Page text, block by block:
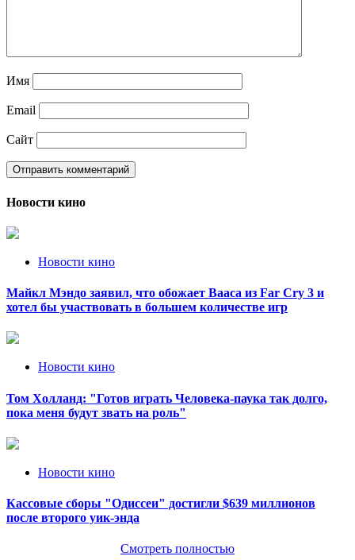
Имя
Email
Сайт
Новости кино
Новости кино
Майкл Мэндо заявил, что обожает Вааса из Far Cry 3 и
хотел бы участвовать в большем количестве игр
Новости кино
Том Холланд: "Готов играть Человека-паука так долго,
пока меня будут звать на роль"
Новости кино
Кассовые сборы "Одиссеи" достигли $639 миллионов
после второго уик-энда
Смотреть полностью